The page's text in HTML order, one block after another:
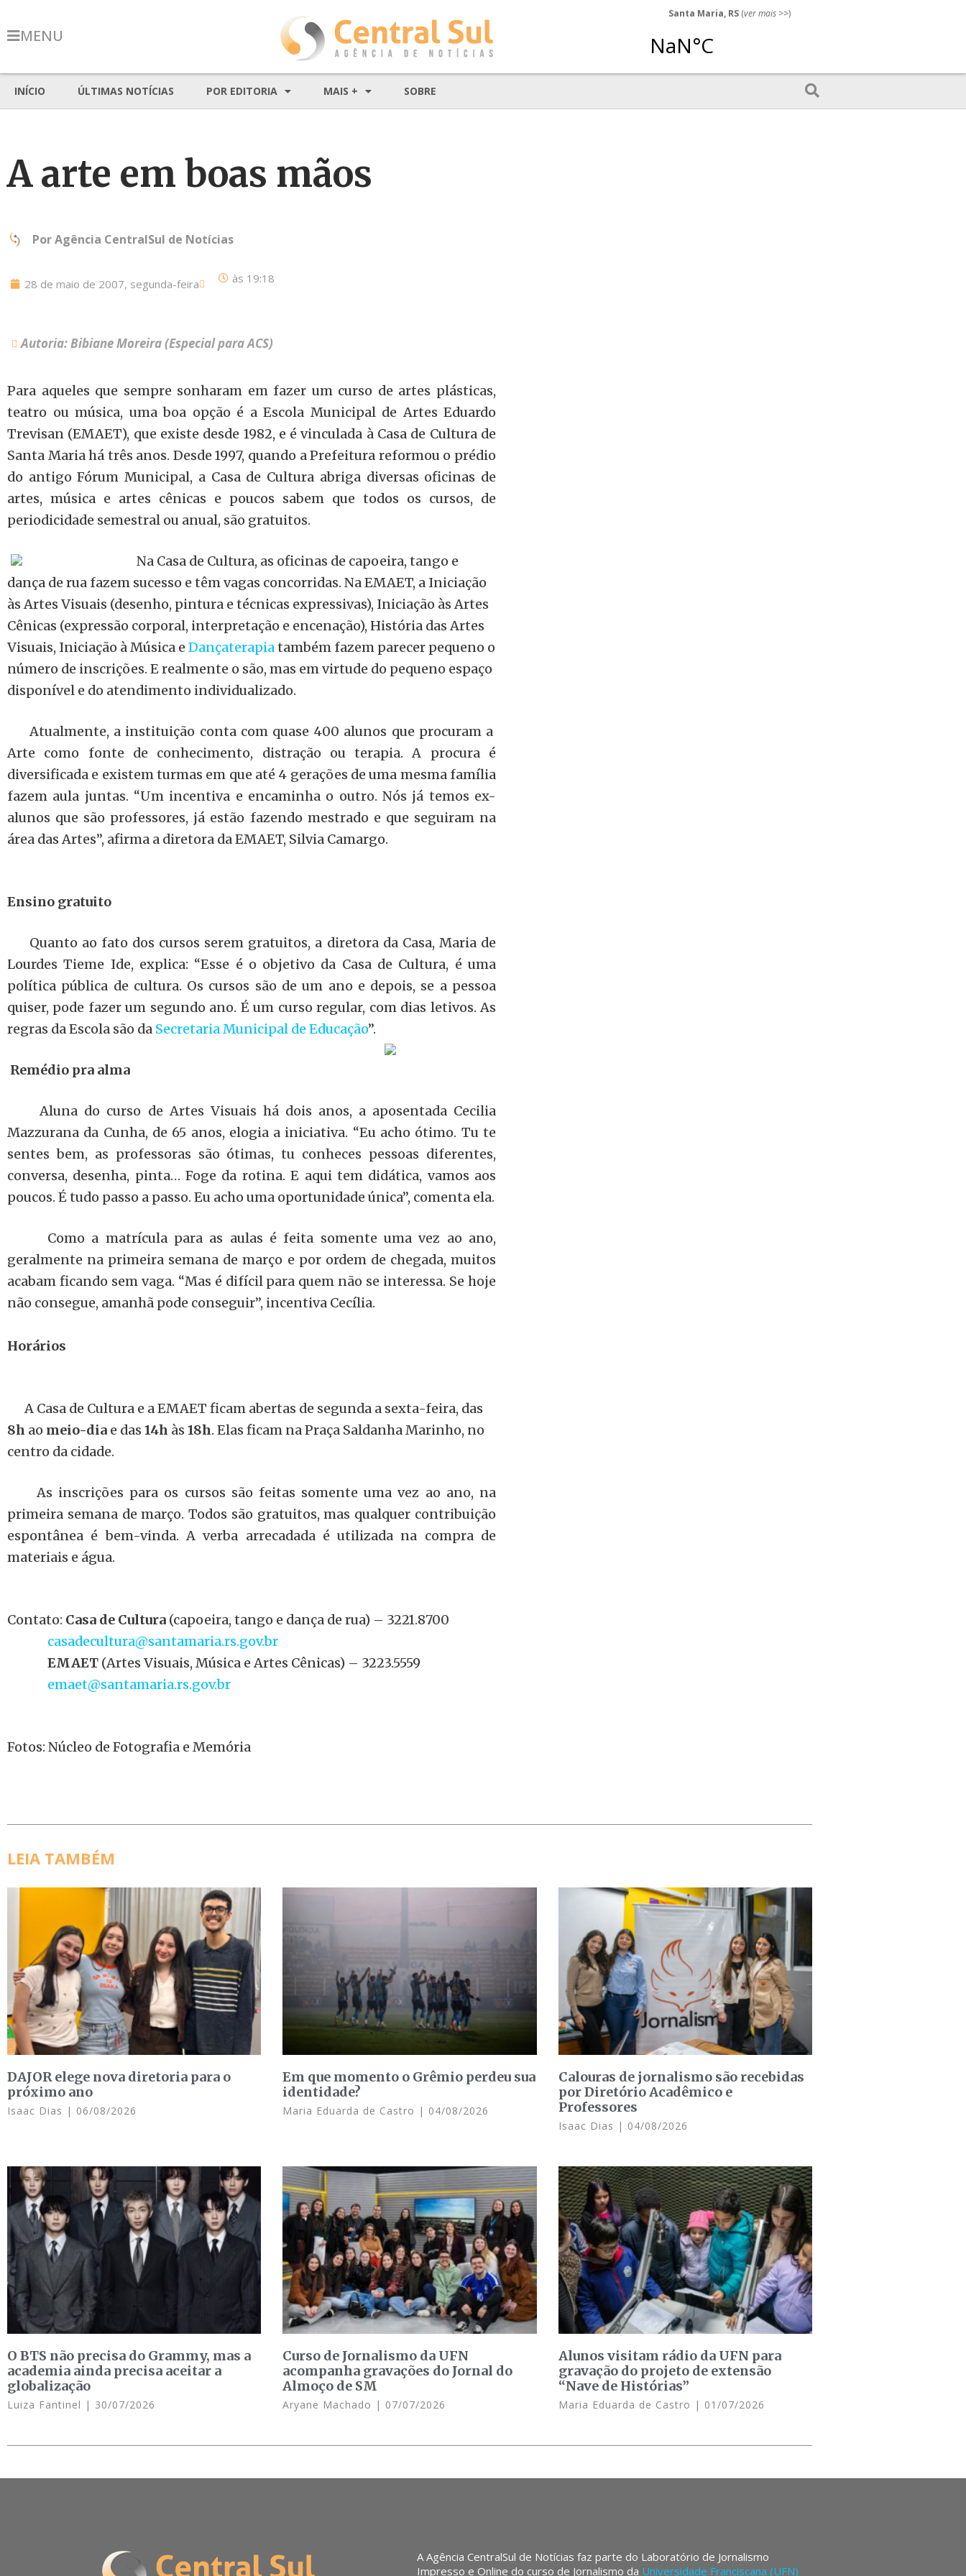
MENU
Santa Maria, RS (ver mais >>)
INÍCIO ÚLTIMAS NOTÍCIAS POR EDITORIA MAIS + SOBRE
A arte em boas mãos
PorAgência CentralSul de Notícias
28 de maio de 2007, segunda-feira às 19:18
Autoria: Bibiane Moreira (Especial para ACS)
Para aqueles que sempre sonharam em fazer um curso de artes plásticas,
teatro ou música, uma boa opção é a Escola Municipal de Artes Eduardo
Trevisan (EMAET), que existe desde 1982, e é vinculada à Casa de Cultura de
Santa Maria há três anos. Desde 1997, quando a Prefeitura reformou o prédio
do antigo Fórum Municipal, a Casa de Cultura abriga diversas oficinas de
artes, música e artes cênicas e poucos sabem que todos os cursos, de
periodicidade semestral ou anual, são gratuitos.
Na Casa de Cultura, as oficinas de capoeira, tango e
dança de rua fazem sucesso e têm vagas concorridas. Na EMAET, a Iniciação
às Artes Visuais (desenho, pintura e técnicas expressivas), Iniciação às Artes
Cênicas (expressão corporal, interpretação e encenação), História das Artes
Visuais, Iniciação à Música eDançaterapiatambém fazem parecer pequeno o
número de inscrições. E realmente o são, mas em virtude do pequeno espaço
disponível e do atendimento individualizado.
Atualmente, a instituição conta com quase 400 alunos que procuram a
Arte como fonte de conhecimento, distração ou terapia. A procura é
diversificada e existem turmas em que até 4 gerações de uma mesma família
fazem aula juntas. “Um incentiva e encaminha o outro. Nós já temos ex-
alunos que são professores, já estão fazendo mestrado e que seguiram na
área das Artes”, afirma a diretora da EMAET, Silvia Camargo.
Ensino gratuito
Quanto ao fato dos cursos serem gratuitos, a diretora da Casa, Maria de
Lourdes Tieme Ide, explica: “Esse é o objetivo da Casa de Cultura, é uma
política pública de cultura. Os cursos são de um ano e depois, se a pessoa
quiser, pode fazer um segundo ano. É um curso regular, com dias letivos. As
regras da Escola são da Secretaria Municipal de Educação”.
Remédio pra alma
Aluna do curso de Artes Visuais há dois anos, a aposentada Cecilia
Mazzurana da Cunha, de 65 anos, elogia a iniciativa. “Eu acho ótimo. Tu te
sentes bem, as professoras são ótimas, tu conheces pessoas diferentes,
conversa, desenha, pinta… Foge da rotina. E aqui tem didática, vamos aos
poucos. É tudo passo a passo. Eu acho uma oportunidade única”, comenta ela.
Como a matrícula para as aulas é feita somente uma vez ao ano,
geralmente na primeira semana de março e por ordem de chegada, muitos
acabam ficando sem vaga. “Mas é difícil para quem não se interessa. Se hoje
não consegue, amanhã pode conseguir”, incentiva Cecília.
Horários
A Casa de Cultura e a EMAET ficam abertas de segunda a sexta-feira, das
8h ao meio-dia e das14h às18h. Elas ficam na Praça Saldanha Marinho, no
centro da cidade.
As inscrições para os cursos são feitas somente uma vez ao ano, na
primeira semana de março. Todos são gratuitos, mas qualquer contribuição
espontânea é bem-vinda. A verba arrecadada é utilizada na compra de
materiais e água.
Contato: Casa de Cultura (capoeira, tango e dança de rua) – 3221.8700
casadecultura@santamaria.rs.gov.br
EMAET (Artes Visuais, Música e Artes Cênicas) – 3223.5559
emaet@santamaria.rs.gov.br
Fotos: Núcleo de Fotografia e Memória
LEIA TAMBÉM
DAJOR elege nova diretoria para o
próximo ano
Isaac Dias 06/08/2026
Em que momento o Grêmio perdeu sua
identidade?
Maria Eduarda de Castro 04/08/2026
Calouras de jornalismo são recebidas
por Diretório Acadêmico e
Professores
Isaac Dias 04/08/2026
O BTS não precisa do Grammy, mas a
academia ainda precisa aceitar a
globalização
Luiza Fantinel 30/07/2026
Curso de Jornalismo da UFN
acompanha gravações do Jornal do
Almoço de SM
Aryane Machado 07/07/2026
Alunos visitam rádio da UFN para
gravação do projeto de extensão
“Nave de Histórias”
Maria Eduarda de Castro 01/07/2026
A Agência CentralSul de Notícias faz parte do Laboratório de Jornalismo
Impresso e Online do curso de Jornalismo da Universidade Franciscana (UFN)